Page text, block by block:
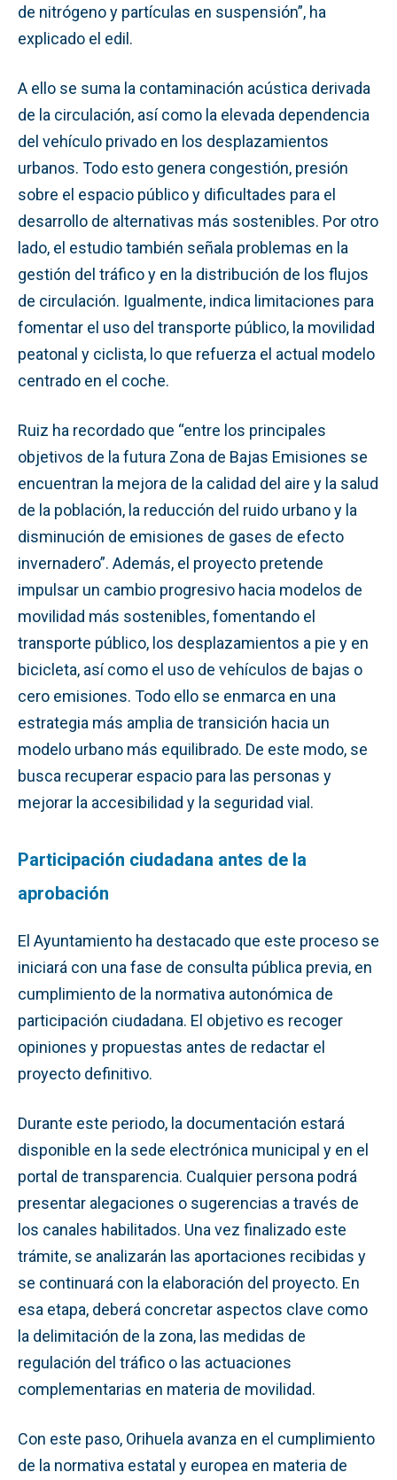
de nitrógeno y partículas en suspensión”, ha
explicado el edil.
A ello se suma la contaminación acústica derivada
de la circulación, así como la elevada dependencia
del vehículo privado en los desplazamientos
urbanos. Todo esto genera congestión, presión
sobre el espacio público y dificultades para el
desarrollo de alternativas más sostenibles. Por otro
lado, el estudio también señala problemas en la
gestión del tráfico y en la distribución de los flujos
de circulación. Igualmente, indica limitaciones para
fomentar el uso del transporte público, la movilidad
peatonal y ciclista, lo que refuerza el actual modelo
centrado en el coche.
Ruiz ha recordado que “entre los principales
objetivos de la futura Zona de Bajas Emisiones se
encuentran la mejora de la calidad del aire y la salud
de la población, la reducción del ruido urbano y la
disminución de emisiones de gases de efecto
invernadero”. Además, el proyecto pretende
impulsar un cambio progresivo hacia modelos de
movilidad más sostenibles, fomentando el
transporte público, los desplazamientos a pie y en
bicicleta, así como el uso de vehículos de bajas o
cero emisiones. Todo ello se enmarca en una
estrategia más amplia de transición hacia un
modelo urbano más equilibrado. De este modo, se
busca recuperar espacio para las personas y
mejorar la accesibilidad y la seguridad vial.
Participación ciudadana antes de la
aprobación
El Ayuntamiento ha destacado que este proceso se
iniciará con una fase de consulta pública previa, en
cumplimiento de la normativa autonómica de
participación ciudadana. El objetivo es recoger
opiniones y propuestas antes de redactar el
proyecto definitivo.
Durante este periodo, la documentación estará
disponible en la sede electrónica municipal y en el
portal de transparencia. Cualquier persona podrá
presentar alegaciones o sugerencias a través de
los canales habilitados. Una vez finalizado este
trámite, se analizarán las aportaciones recibidas y
se continuará con la elaboración del proyecto. En
esa etapa, deberá concretar aspectos clave como
la delimitación de la zona, las medidas de
regulación del tráfico o las actuaciones
complementarias en materia de movilidad.
Con este paso, Orihuela avanza en el cumplimiento
de la normativa estatal y europea en materia de